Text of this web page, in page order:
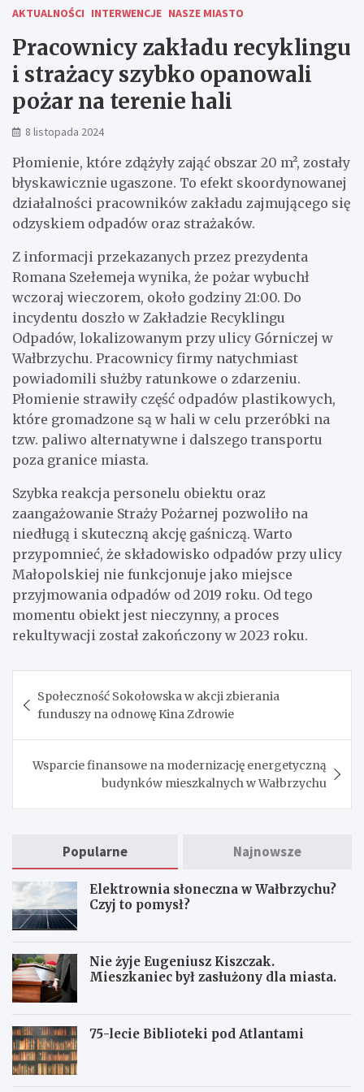
AKTUALNOŚCI INTERWENCJE NASZE MIASTO
Pracownicy zakładu recyklingu
i strażacy szybko opanowali
pożar na terenie hali
8 listopada 2024
Płomienie, które zdążyły zająć obszar 20 m², zostały
błyskawicznie ugaszone. To efekt skoordynowanej
działalności pracowników zakładu zajmującego się
odzyskiem odpadów oraz strażaków.
Z informacji przekazanych przez prezydenta
Romana Szełemeja wynika, że pożar wybuchł
wczoraj wieczorem, około godziny 21:00. Do
incydentu doszło w Zakładzie Recyklingu
Odpadów, lokalizowanym przy ulicy Górniczej w
Wałbrzychu. Pracownicy firmy natychmiast
powiadomili służby ratunkowe o zdarzeniu.
Płomienie strawiły część odpadów plastikowych,
które gromadzone są w hali w celu przeróbki na
tzw. paliwo alternatywne i dalszego transportu
poza granice miasta.
Szybka reakcja personelu obiektu oraz
zaangażowanie Straży Pożarnej pozwoliło na
niedługą i skuteczną akcję gaśniczą. Warto
przypomnieć, że składowisko odpadów przy ulicy
Małopolskiej nie funkcjonuje jako miejsce
przyjmowania odpadów od 2019 roku. Od tego
momentu obiekt jest nieczynny, a proces
rekultywacji został zakończony w 2023 roku.
wpisu
Społeczność Sokołowska w akcji zbierania
funduszy na odnowę Kina Zdrowie
Wsparcie finansowe na modernizację energetyczną
budynków mieszkalnych w Wałbrzychu
Popularne Najnowsze
Elektrownia słoneczna w Wałbrzychu?
Czyj to pomysł?
Nie żyje Eugeniusz Kiszczak.
Mieszkaniec był zasłużony dla miasta.
75-lecie Biblioteki pod Atlantami